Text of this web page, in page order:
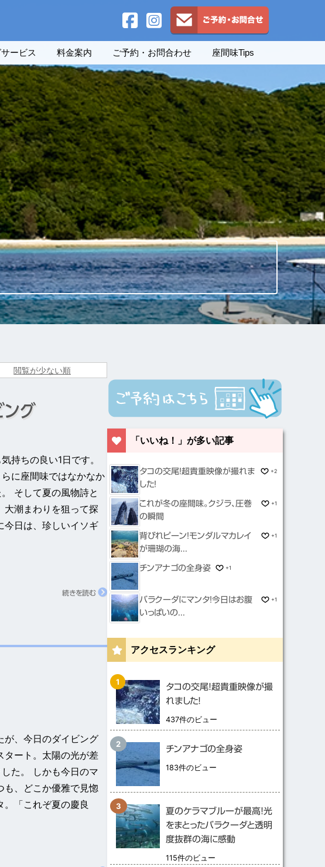
ービス 料金案内 ご予約・お問合わせ 座間味Tips
ング
持ちの良い1日です。
に座間味ではなかなか
そして夏の風物詩と
大潮まわりを狙って探
今日は、珍しいイソギ
続きを読む
が、今日のダイビング
タート。太陽の光が差
た。 しかも今日のマ
も、どこか優雅で見惚
「これぞ夏の慶良
「いいね！」が多い記事
タコの交尾！超貴重映像が撮れま
した！
+2
これが冬の座間味。クジラ、圧巻
の瞬間
+1
背びれピーン！モンダルマカレイ
が珊瑚の海...
+1
チンアナゴの全身姿 +1
バラクーダにマンタ！今日はお腹
いっぱいの...
+1
アクセスランキング
タコの交尾！超貴重映像が撮
れました！
437件のビュー
チンアナゴの全身姿
183件のビュー
夏のケラマブルーが最高！光
をまとったバラクーダと透明
度抜群の海に感動
115件のビュー